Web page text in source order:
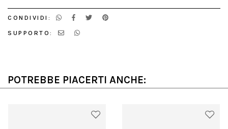
CONDIVIDI:
SUPPORTO:
POTREBBE PIACERTI ANCHE: